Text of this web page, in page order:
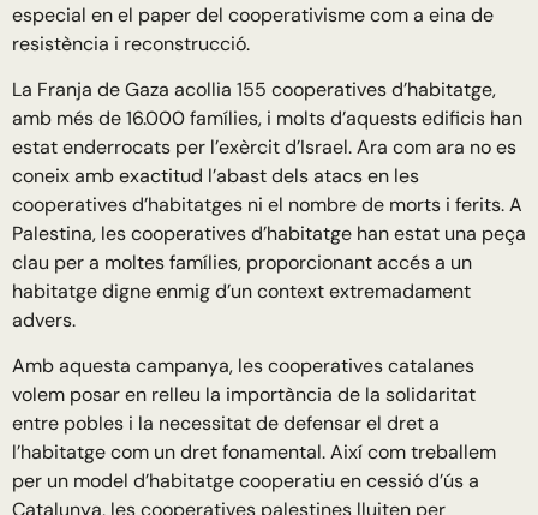
especial en el paper del cooperativisme com a eina de
resistència i reconstrucció.
La Franja de Gaza acollia 155 cooperatives d’habitatge,
amb més de 16.000 famílies, i molts d’aquests edificis han
estat enderrocats per l’exèrcit d’Israel. Ara com ara no es
coneix amb exactitud l’abast dels atacs en les
cooperatives d’habitatges ni el nombre de morts i ferits. A
Palestina, les cooperatives d’habitatge han estat una peça
clau per a moltes famílies, proporcionant accés a un
habitatge digne enmig d’un context extremadament
advers.
Amb aquesta campanya, les cooperatives catalanes
volem posar en relleu la importància de la solidaritat
entre pobles i la necessitat de defensar el dret a
l’habitatge com un dret fonamental. Així com treballem
per un model d’habitatge cooperatiu en cessió d’ús a
Catalunya, les cooperatives palestines lluiten per